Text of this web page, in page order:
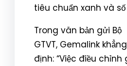
tiêu chuẩn xanh và
Trong văn bản gửi Bộ
GTVT, Gemalink khẳng
định: “Việc điều chỉnh